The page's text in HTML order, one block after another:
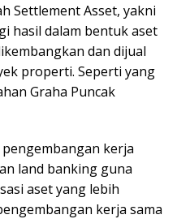
Settlement Asset, yakni
hasil dalam bentuk aset
dan dijual
properti. Seperti yang
Graha Puncak
kerja
land banking guna
aset yang lebih
kerja sama